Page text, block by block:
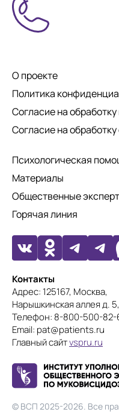
О проекте
Политика
Согласие на
Согласие на
Психологическая
Материалы
Общественные
Горячая линия
Контакты
Адрес: 125167, Москва,
Нарышкинская аллея д.
Телефон: 8-800-500-82-
Email: pat@patients.ru
Главный сайтvspru.ru
© ВСП 2025-2026. Все